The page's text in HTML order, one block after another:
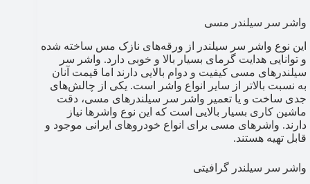
واشر سر سیلندر مسی
این نوع واشر سر سیلندر از ورقه‌های نازک مس ساخته شده
و توانایی هدایت گرمای بسیار بالا و خوبی دارد. واشر سر
سیلندرهای مسی کیفیت و دوام بالایی دارند اما قیمت آنان
به نسبت بالاتر از سایر انواع واشر است. یکی از چالش‌های
جدی ساخت و یا تعمیر واشر سر سیلندرهای مسی، دقت
ماشین کاری بسیار بالایی است که این نوع واشرها نیاز
دارند. واشرهای مسی برای انواع خودروهای ایرانی موجود و
قابل تهیه هستند.
واشر سر سیلندر گرافیتی